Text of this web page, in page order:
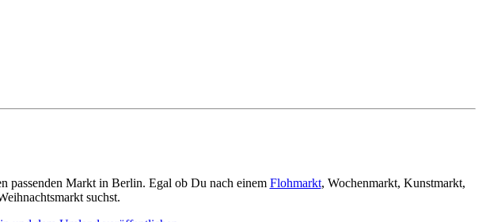
passenden Markt in Berlin. Egal ob Du nach einem Flohmarkt, Wochenmarkt, Kunstmarkt,
suchst.